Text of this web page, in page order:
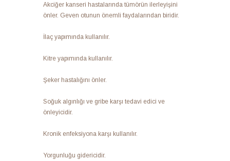
Akciğer kanseri hastalarında tümörün ilerleyişini
önler. Geven otunun önemli faydalarından biridir.
İlaç yapımında kullanılır.
Kitre yapımında kullanılır.
Şeker hastalığını önler.
Soğuk algınlığı ve gribe karşı tedavi edici ve
önleyicidir.
Kronik enfeksiyona karşı kullanılır.
Yorgunluğu gidericidir.